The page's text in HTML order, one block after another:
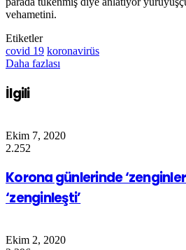
vehametini.
Etiketler
covid 19 koronavirüs
Daha fazlası
İlgili
Ekim 7, 2020
2.252
Korona günlerinde
‘zenginleşti’
Ekim 2, 2020